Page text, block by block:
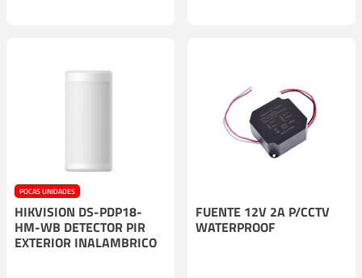
POCAS UNIDADES
HIKVISION DS-PDP18-
HM-WB DETECTOR PIR
EXTERIOR INALAMBRICO
FUENTE 12V 2A P/CCTV
WATERPROOF